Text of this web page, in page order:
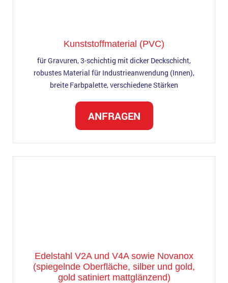
Kunststoffmaterial (PVC)
für Gravuren, 3-schichtig mit dicker Deckschicht,
robustes Material für Industrieanwendung (Innen),
breite Farbpalette, verschiedene Stärken
ANFRAGEN
Edelstahl V2A und V4A sowie Novanox
(spiegelnde Oberfläche, silber und gold,
gold satiniert mattglänzend)